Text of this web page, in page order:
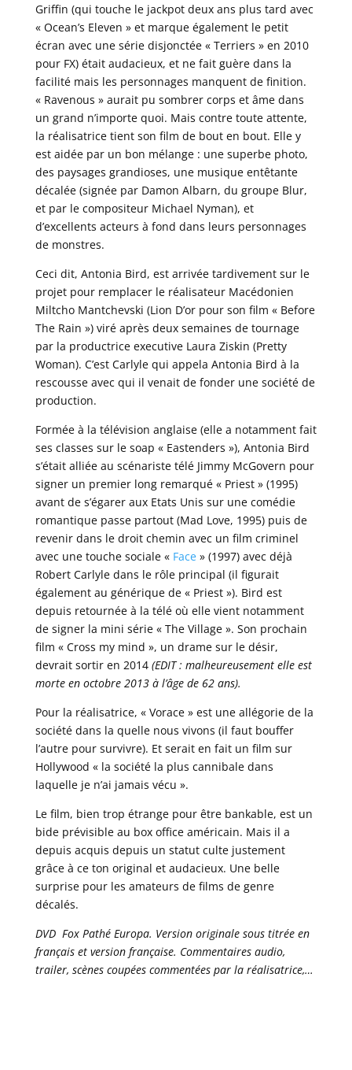
Griffin (qui touche le jackpot deux ans plus tard avec
« Ocean’s Eleven » et marque également le petit
écran avec une série disjonctée « Terriers » en 2010
pour FX) était audacieux, et ne fait guère dans la
facilité mais les personnages manquent de finition.
« Ravenous » aurait pu sombrer corps et âme dans
un grand n’importe quoi. Mais contre toute attente,
la réalisatrice tient son film de bout en bout. Elle y
est aidée par un bon mélange : une superbe photo,
des paysages grandioses, une musique entêtante
décalée (signée par Damon Albarn, du groupe Blur,
et par le compositeur Michael Nyman), et
d’excellents acteurs à fond dans leurs personnages
de monstres.
Ceci dit, Antonia Bird, est arrivée tardivement sur le
projet pour remplacer le réalisateur Macédonien
Miltcho Mantchevski (Lion D’or pour son film « Before
The Rain ») viré après deux semaines de tournage
par la productrice executive Laura Ziskin (Pretty
Woman). C’est Carlyle qui appela Antonia Bird à la
rescousse avec qui il venait de fonder une société de
production.
Formée à la télévision anglaise (elle a notamment fait
ses classes sur le soap « Eastenders »), Antonia Bird
s’était alliée au scénariste télé Jimmy McGovern pour
signer un premier long remarqué « Priest » (1995)
avant de s’égarer aux Etats Unis sur une comédie
romantique passe partout (Mad Love, 1995) puis de
revenir dans le droit chemin avec un film criminel
avec une touche sociale « Face» (1997) avec déjà
Robert Carlyle dans le rôle principal (il figurait
également au générique de « Priest »). Bird est
depuis retournée à la télé où elle vient notamment
de signer la mini série « The Village ». Son prochain
film « Cross my mind », un drame sur le désir,
devrait sortir en 2014(EDIT : malheureusement elle est
morte en octobre 2013 à l’âge de 62 ans).
Pour la réalisatrice, « Vorace » est une allégorie de la
société dans la quelle nous vivons (il faut bouffer
l’autre pour survivre). Et serait en fait un film sur
Hollywood « la société la plus cannibale dans
laquelle je n’ai jamais vécu ».
Le film, bien trop étrange pour être bankable, est un
bide prévisible au box office américain. Mais il a
depuis acquis depuis un statut culte justement
grâce à ce ton original et audacieux. Une belle
surprise pour les amateurs de films de genre
décalés.
DVD Fox Pathé Europa. Version originale sous titrée en
français et version française. Commentaires audio,
trailer, scènes coupées commentées par la réalisatrice,…